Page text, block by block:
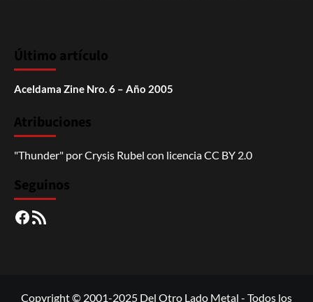
Último artículo
Aceldama Zine Nro. 6 – Año 2005
Atribuciones
"Thunder" porCrysis Rubel con licenciaCC BY 2.0
Seguinos
Facebook
RSS
Copyright © 2001-2025 Del Otro Lado Metal - Todos los